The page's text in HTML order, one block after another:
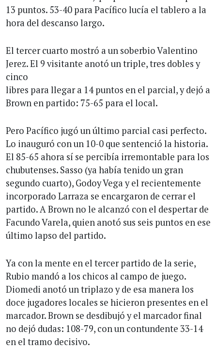
13 puntos. 53-40 para Pacífico lucía el tablero a la
hora del descanso largo.
El tercer cuarto mostró a un soberbio Valentino
Jerez. El 9 visitante anotó un triple, tres dobles y
cinco
libres para llegar a 14 puntos en el parcial, y dejó a
Brown en partido: 75-65 para el local.
Pero Pacífico jugó un último parcial casi perfecto.
Lo inauguró con un 10-0 que sentenció la historia.
El 85-65 ahora sí se percibía irremontable para los
chubutenses. Sasso (ya había tenido un gran
segundo cuarto), Godoy Vega y el recientemente
incorporado Larraza se encargaron de cerrar el
partido. A Brown no le alcanzó con el despertar de
Facundo Varela, quien anotó sus seis puntos en ese
último lapso del partido.
Ya con la mente en el tercer partido de la serie,
Rubio mandó a los chicos al campo de juego.
Diomedi anotó un triplazo y de esa manera los
doce jugadores locales se hicieron presentes en el
marcador. Brown se desdibujó y el marcador final
no dejó dudas: 108-79, con un contundente 33-14
en el tramo decisivo.